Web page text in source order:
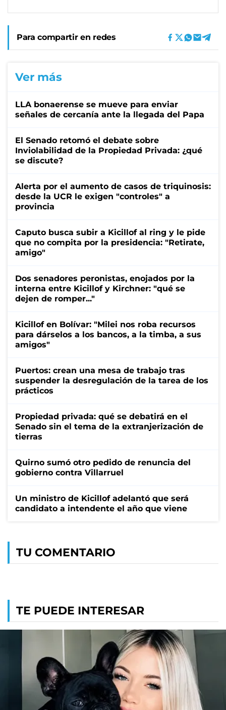
Para compartir en redes
Ver más
LLA bonaerense se mueve para enviar
señales de cercanía ante la llegada del Papa
El Senado retomó el debate sobre
Inviolabilidad de la Propiedad Privada: ¿qué
se discute?
Alerta por el aumento de casos de triquinosis:
desde la UCR le exigen "controles" a
provincia
Caputo busca subir a Kicillof al ring y le pide
que no compita por la presidencia: "Retirate,
amigo"
Dos senadores peronistas, enojados por la
interna entre Kicillof y Kirchner: "qué se
dejen de romper..."
Kicillof en Bolívar: "Milei nos roba recursos
para dárselos a los bancos, a la timba, a sus
amigos"
Puertos: crean una mesa de trabajo tras
suspender la desregulación de la tarea de los
prácticos
Propiedad privada: qué se debatirá en el
Senado sin el tema de la extranjerización de
tierras
Quirno sumó otro pedido de renuncia del
gobierno contra Villarruel
Un ministro de Kicillof adelantó que será
candidato a intendente el año que viene
TU COMENTARIO
TE PUEDE INTERESAR